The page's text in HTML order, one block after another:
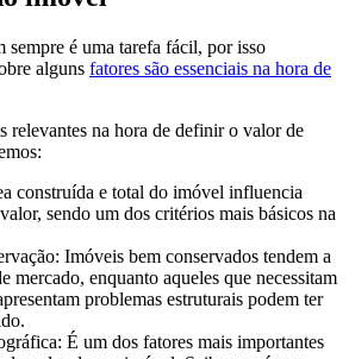
sempre é uma tarefa fácil, por isso
alguns fatores são essenciais na hora de
relevantes na hora de definir o valor de
construída e total do imóvel influencia
sendo um dos critérios mais básicos na
Imóveis bem conservados tendem a
mercado, enquanto aqueles que necessitam
problemas estruturais podem ter
É um dos fatores mais importantes